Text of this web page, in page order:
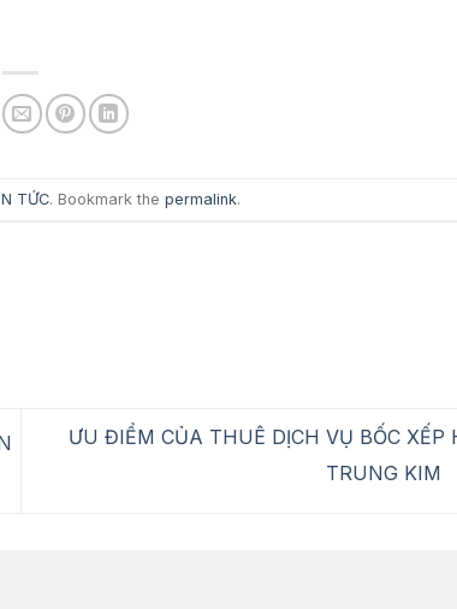
TỨC. Bookmark thepermalink.
ƯU ĐIỂM CỦA THUÊ DỊCH VỤ BỐC XẾP
TRUNG KIM